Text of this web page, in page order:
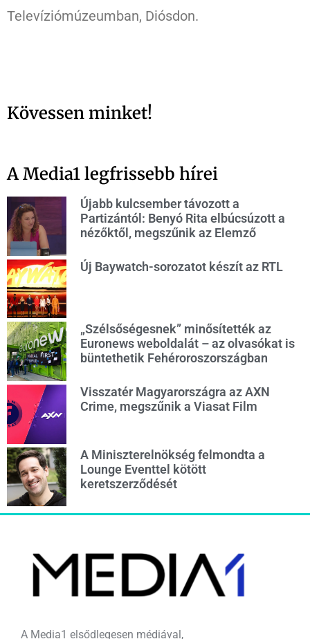
Televíziómúzeumban, Diósdon.
Kövessen minket!
A Media1 legfrissebb hírei
Újabb kulcsember távozott a
Partizántól: Benyó Rita elbúcsúzott a
nézőktől, megszűnik az Elemző
Új Baywatch-sorozatot készít az RTL
„Szélsőségesnek” minősítették az
Euronews weboldalát – az olvasókat is
büntethetik Fehéroroszországban
Visszatér Magyarországra az AXN
Crime, megszűnik a Viasat Film
A Miniszterelnökség felmondta a
Lounge Eventtel kötött
keretszerződését
A Media1 elsődlegesen médiával,